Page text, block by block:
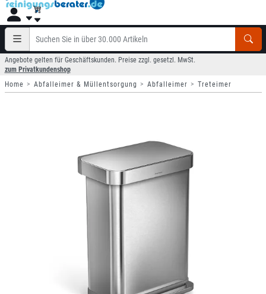
Angebote gelten für Geschäftskunden. Preise zzgl. gesetzl. MwSt.
zum Privatkundenshop
Home
Abfalleimer & Müllentsorgung Abfalleimer Treteimer